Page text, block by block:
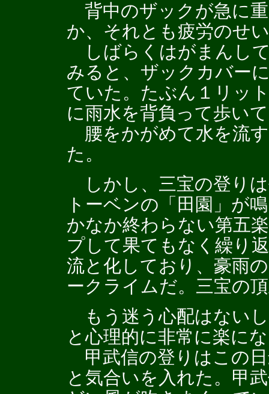
背中のザックが急に
か、それとも疲労のせ
しばらくはがまんし
みると、ザックカバー
ていた。たぶん１リッ
に雨水を背負って歩い
腰をかがめて水を流
た。
しかし、三宝の登り
トーベンの「田園」が
かなか終わらない第五
プして果てもなく繰り
流と化しており、豪雨
ークライムだ。三宝の
もう迷う心配はない
と心理的に非常に楽に
甲武信の登りはこの
と気合いを入れた。甲